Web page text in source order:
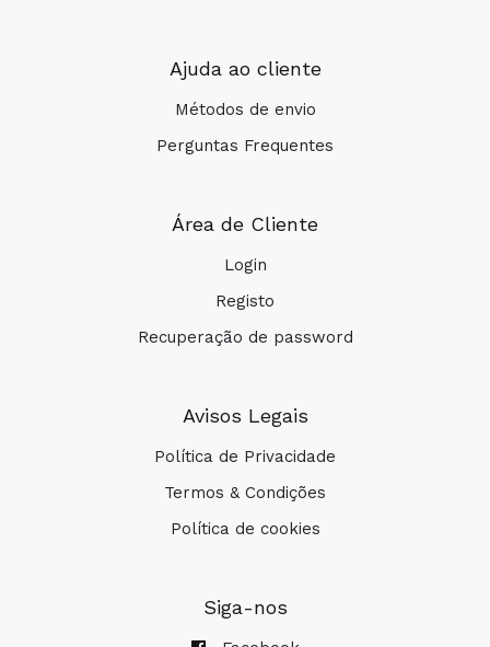
Ajuda ao cliente
Métodos de envio
Perguntas Frequentes
Área de Cliente
Login
Registo
Recuperação de password
Avisos Legais
Política de Privacidade
Termos & Condições
Política de cookies
Siga-nos